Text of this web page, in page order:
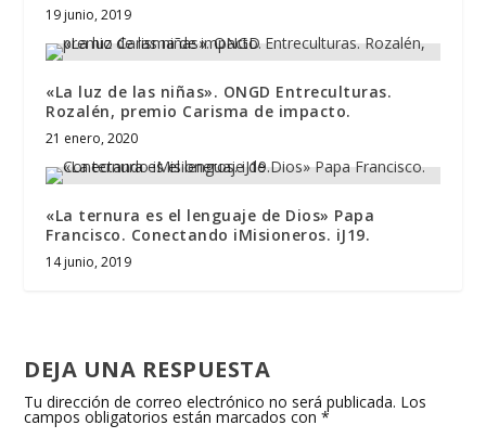
19 junio, 2019
«La luz de las niñas». ONGD Entreculturas.
Rozalén, premio Carisma de impacto.
21 enero, 2020
«La ternura es el lenguaje de Dios» Papa
Francisco. Conectando iMisioneros. iJ19.
14 junio, 2019
DEJA UNA RESPUESTA
Tu dirección de correo electrónico no será publicada. Los
campos obligatorios están marcados con*